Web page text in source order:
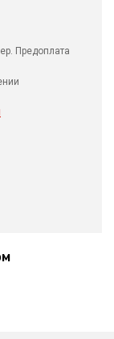
Предоплата